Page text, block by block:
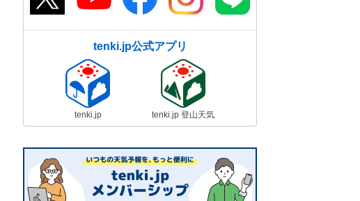
tenki.jp公式アプリ
tenki.jp tenki.jp 登山天気